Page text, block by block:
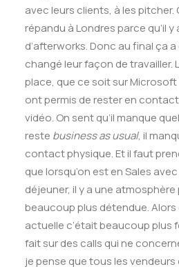
avec leurs clients, à les pitcher.
répandu à Londres parce qu’il
d’afterworks. Donc au final ça
changé leur façon de travailler.
place, que ce soit sur
ont permis de rester en
vidéo. On sent qu’il manque
reste business as usual, il
contact physique. Et il faut
que lorsqu’on est en Sales
déjeuner, il y a une
beaucoup plus détendue. Alors
actuelle c’était beaucoup plus
fait sur des calls qui ne
je pense que tous les